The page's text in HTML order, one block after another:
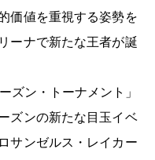
価値を重視する姿勢を
ーナで新たな王者が誕
ズン・トーナメント」
ズンの新たな目玉イベ
サンゼルス・レイカー